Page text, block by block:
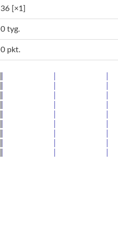
36 [×1]
0 tyg.
0 pkt.